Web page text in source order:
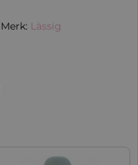
Merk: Lässig